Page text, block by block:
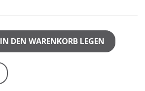
IN DEN WARENKORB LEGEN